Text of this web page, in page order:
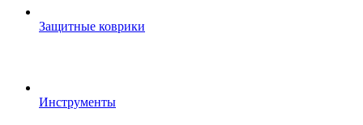
Защитные коврики
Инструменты